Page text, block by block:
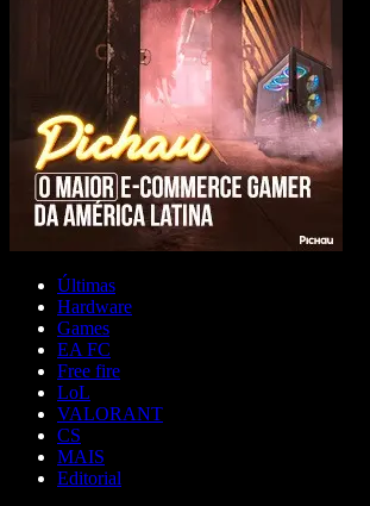
Últimas
Hardware
Games
EA FC
Free fire
LoL
VALORANT
CS
MAIS
Editorial